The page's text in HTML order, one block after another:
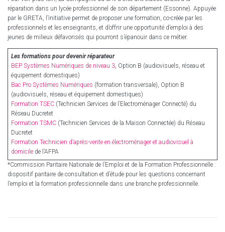
réparation dans un lycée professionnel de son département (Essonne). Appuyée
par le GRETA, l’initiative permet de proposer une formation, co-créée par les
professionnels et les enseignants, et d’offrir une opportunité d’emploi à des
jeunes de milieux défavorisés qui pourront s’épanouir dans ce métier.
Les formations pour devenir réparateur
BEP Systèmes Numériques de niveau 3, Option B (audiovisuels, réseau et
équipement domestiques)
Bac Pro Systèmes Numériques (formation transversale), Option B
(audiovisuels, réseau et équipement domestiques)
Formation TSEC (Technicien Services de l’Electroménager Connecté) du
Réseau Ducretet
Formation TSMC (Technicien Services de la Maison Connectée) du Réseau
Ducretet
Formation Technicien d’après-vente en électroménager et audiovisuel à
domicile de l’AFPA
*Commission Paritaire Nationale de l’Emploi et de la Formation Professionnelle :
dispositif paritaire de consultation et d’étude pour les questions concernant
l’emploi et la formation professionnelle dans une branche professionnelle.